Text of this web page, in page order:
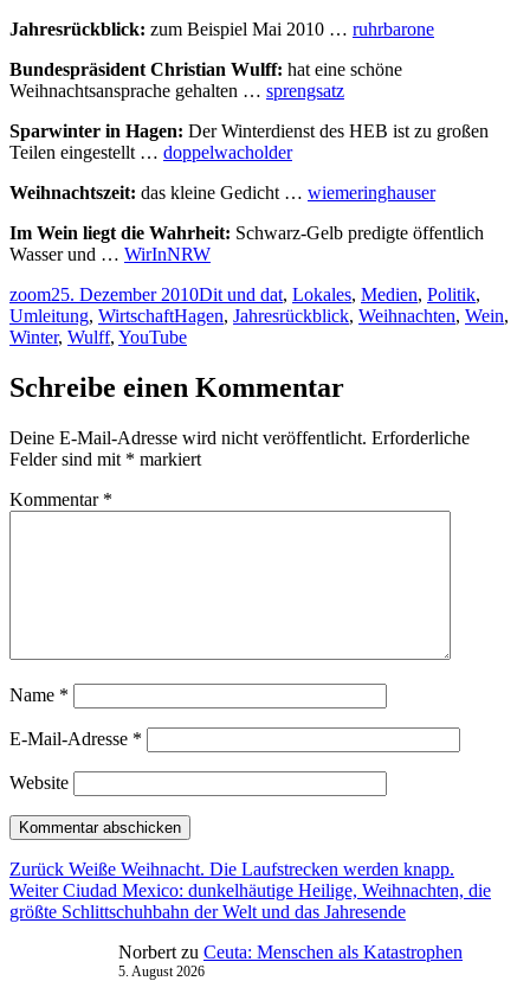
Jahresrückblick: zum Beispiel Mai 2010 … ruhrbarone
Bundespräsident Christian Wulff: hat eine schöne
Weihnachtsansprache gehalten … sprengsatz
Sparwinter in Hagen: Der Winterdienst des HEB ist zu großen
Teilen eingestellt … doppelwacholder
Weihnachtszeit: das kleine Gedicht … wiemeringhauser
Im Wein liegt die Wahrheit: Schwarz-Gelb predigte öffentlich
Wasser und … WirInNRW
Autor
zoomVeröffentlicht
am
25. Dezember 2010Kategorien
Dit und dat, Lokales, Medien, Politik,
Umleitung, WirtschaftSchlagwörter
Hagen, Jahresrückblick, Weihnachten, Wein,
Winter, Wulff, YouTube
Schreibe einen Kommentar
Deine E-Mail-Adresse wird nicht veröffentlicht. Erforderliche
Felder sind mit * markiert
Kommentar *
Name *
E-Mail-Adresse *
Website
Beitragsnavigation
Zurück Vorheriger
Beitrag:
Weiße Weihnacht. Die Laufstrecken werden knapp.
Weiter Nächster
Beitrag:
Ciudad Mexico: dunkelhäutige Heilige, Weihnachten, die
größte Schlittschuhbahn der Welt und das Jahresende
Norbert zu Ceuta: Menschen als Katastrophen
5. August 2026